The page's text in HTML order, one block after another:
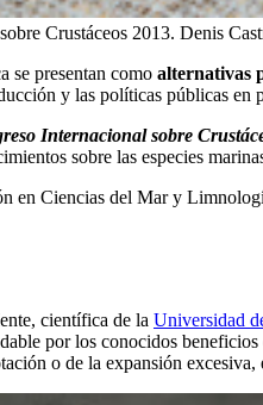
Crustáceos 2013. Denis
se presentan como alternativas
y las políticas públicas en
Internacional sobre
sobre las especies
en Ciencias del Mar y
científica de la Universidad
por los conocidos
o de la expansión